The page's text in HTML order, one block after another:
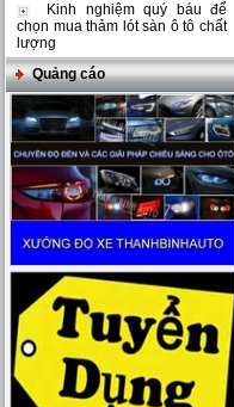
Kinh nghiệm quý báu để
chọn mua thảm lót sàn ô tô chất
lượng
Quảng cáo